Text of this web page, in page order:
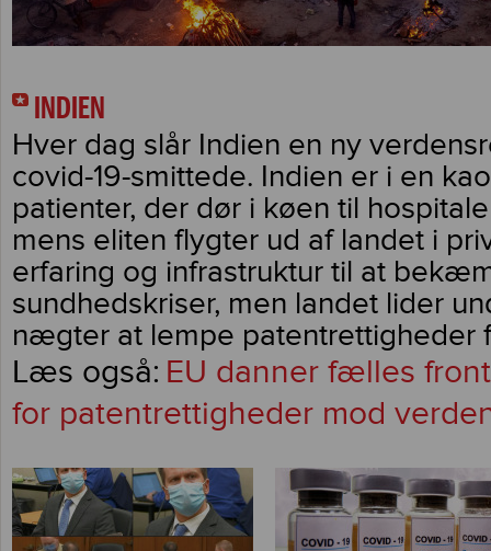
INDIEN
Hver dag slår Indien en ny
covid-19-smittede. Indien er i en
patienter, der dør i køen til
mens eliten flygter ud af landet i
erfaring og infrastruktur til at
sundhedskriser, men landet lider
nægter at lempe patentrettigheder
EU danner fælles
for patentrettigheder mod